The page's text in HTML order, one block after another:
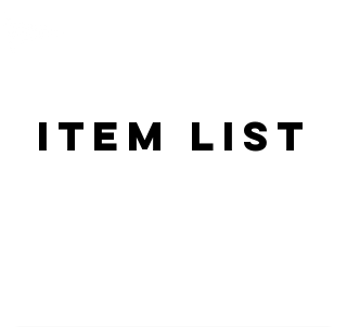
Item List